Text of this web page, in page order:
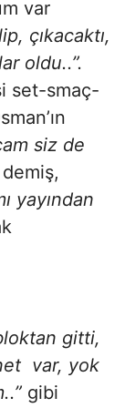
var
çıkacaktı,
oldu..”.
set-smaç-
siz de
demiş,
yayından
gitti,
var, yok
gibi